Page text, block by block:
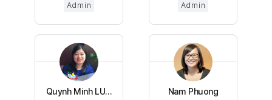
Admin Admin
Quynh Minh LU... Nam Phuong